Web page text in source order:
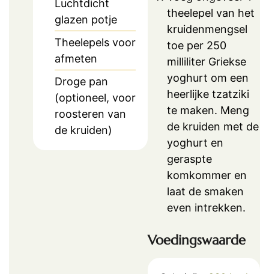
Luchtdicht
glazen potje
Theelepels voor
afmeten
Droge pan
(optioneel, voor
roosteren van
de kruiden)
theelepel van het
kruidenmengsel
toe per 250
milliliter Griekse
yoghurt om een
heerlijke tzatziki
te maken. Meng
de kruiden met de
yoghurt en
geraspte
komkommer en
laat de smaken
even intrekken.
Voedingswaarde